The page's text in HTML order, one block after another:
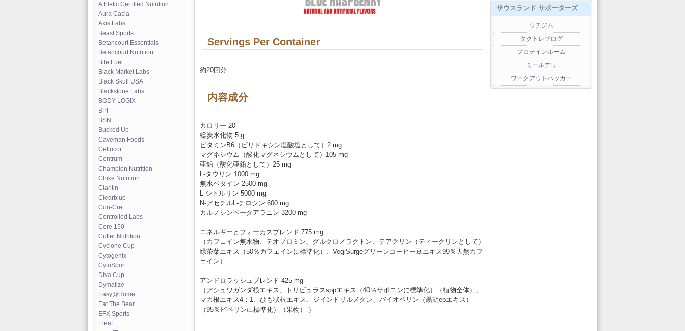
Athletic Certified Nutrition
Aura Cacia
Axis Labs
Beast Sports
Betancourt Essentials
Betancourt Nutrition
Bite Fuel
Black Market Labs
Black Skull USA
Blackstone Labs
BODY LOGIX
BPI
BSN
Bucked Up
Caveman Foods
Cellucor
Centrum
Champion Nutrition
Chike Nutrition
Claritin
Clearblue
Con-Cret
Controlled Labs
Core 150
Cutler Nutrition
Cyclone Cup
Cytogenix
CytoSport
Diva Cup
Dymatize
Easy@Home
Eat The Bear
EFX Sports
Eleaf
Servings Per Container
約20回分
内容成分
カロリー 20
総炭水化物 5 g
ビタミンB6（ピリドキシン塩酸塩として）2 mg
マグネシウム（酸化マグネシウムとして）105 mg
亜鉛（酸化亜鉛として）25 mg
L-タウリン 1000 mg
無水ベタイン 2500 mg
L-シトルリン 5000 mg
N-アセチルL-チロシン 600 mg
カルノシンベータアラニン 3200 mg
エネルギーとフォーカスブレンド 775 mg
（カフェイン無水物、テオブロミン、グルクロノラクトン、テアクリン（ティークリンとして）
緑茶葉エキス（50％カフェインに標準化）、VegiSurgeグリーンコーヒー豆エキス99％天然カフ
ェイン）
アンドロラッシュブレンド 425 mg
（アシュワガンダ根エキス、トリビュラスsppエキス（40％サポニンに標準化）（植物全体）、
マカ根エキス4：1、ひも状根エキス、ジインドリルメタン、バイオペリン（黒胡epエキス）
（95％ピペリンに標準化）（果物） ）
サウスランド サポーターズ
ウチジム
タクトレブログ
プロテインルーム
ミールデリ
ワークアウトハッカー